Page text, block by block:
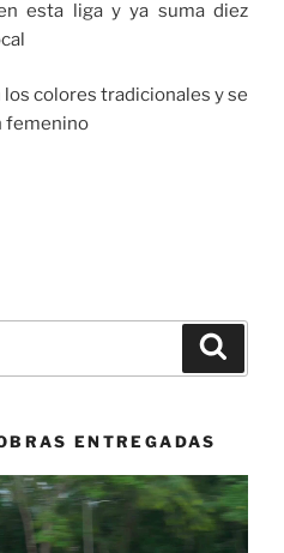
esta liga y ya suma diez
colores tradicionales y se
femenino
ENTREGADAS